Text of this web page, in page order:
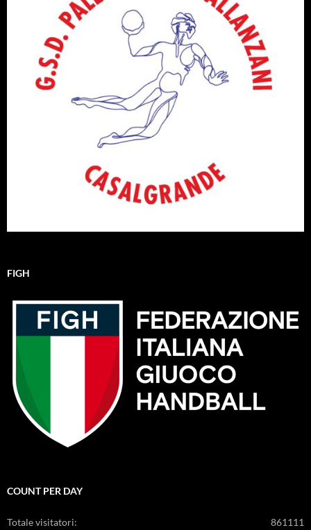
FIGH
COUNT PER DAY
861111
Totale visitatori: